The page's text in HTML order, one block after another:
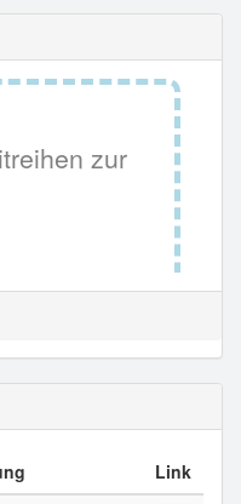
zur
Link